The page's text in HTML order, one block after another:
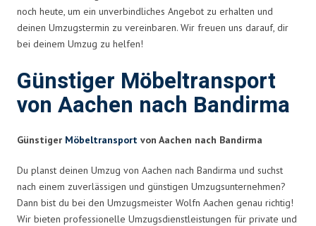
noch heute, um ein unverbindliches Angebot zu erhalten und
deinen Umzugstermin zu vereinbaren. Wir freuen uns darauf, dir
bei deinem Umzug zu helfen!
Günstiger Möbeltransport
von Aachen nach Bandirma
Günstiger Möbeltransport von Aachen nach Bandirma
Du planst deinen Umzug von Aachen nach Bandirma und suchst
nach einem zuverlässigen und günstigen Umzugsunternehmen?
Dann bist du bei den Umzugsmeister Wolfn Aachen genau richtig!
Wir bieten professionelle Umzugsdienstleistungen für private und